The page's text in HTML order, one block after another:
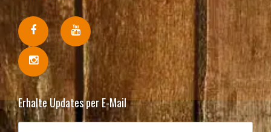
Erhalte Updates per E-Mail